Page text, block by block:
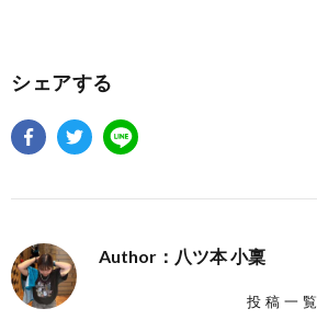
シェアする
Author：八ツ本 小稟
投稿一覧